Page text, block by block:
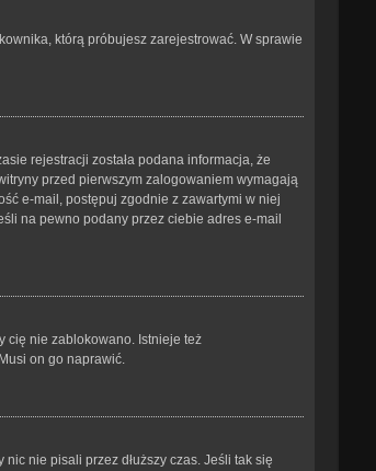
którą próbujesz zarejestrować. W sprawie
rejestracji została podana informacja, że
przed pierwszym zalogowaniem wymagają
e-mail, postępuj zgodnie z zawartymi w niej
na pewno podany przez ciebie adres e-mail
cię nie zablokowano. Istnieje też
on go naprawić.
nie pisali przez dłuższy czas. Jeśli tak się